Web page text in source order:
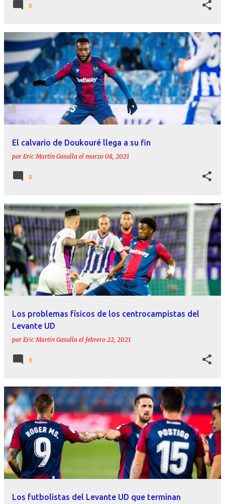
0
El calvario de Doukouré llega a su fin
por Eric Martín Gasulla el marzo 08, 2021
0
Los problemas físicos de los centrocampistas del
Levante UD
por Eric Martín Gasulla el febrero 22, 2021
0
Los futbolistas del Levante UD que terminan